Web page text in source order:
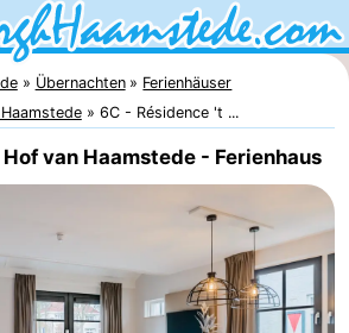
Übernachten
Ferienhäuser
6C - Résidence 't ...
van Haamstede - Ferienhaus